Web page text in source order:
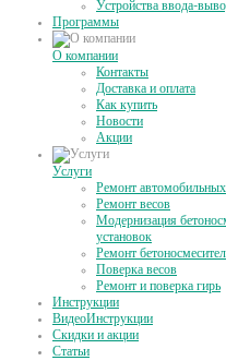
Устройства ввода-
Программы
О компании
Контакты
Доставка и оплата
Как купить
Новости
Акции
Услуги
Ремонт
Ремонт весов
Модернизация
установок
Ремонт
Поверка весов
Ремонт и поверка гирь
Инструкции
ВидеоИнструкции
Скидки и акции
Статьи